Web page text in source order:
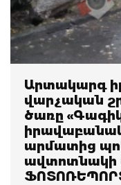
Արտակարգ
վարչական
ծառը
արմատից
ավտոտնակի